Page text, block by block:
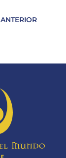
ANTERIOR